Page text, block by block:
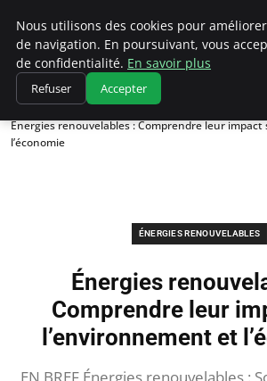
Climatedebtagents
Accueil
Énergies Renouvelables
Énergies renouvelables : Comprendre leur
l’économie
ÉNERGIES RENOUVELABLES
Énergies
Comprendre leur
l’environnement et
Nous utilisons des cookies pour
de navigation. En poursuivant, vous
de confidentialité. En savoir plus
Refuser Accepter